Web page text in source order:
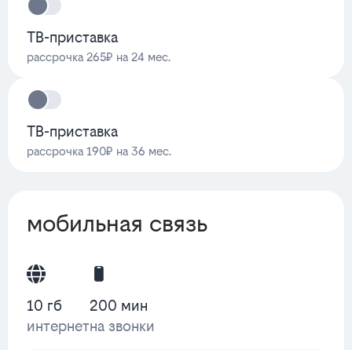
ТВ-приставка
рассрочка 265₽ на 24 мес.
ТВ-приставка
рассрочка 190₽ на 36 мес.
мобильная связь
10 гб
интернет
200 мин
на звонки